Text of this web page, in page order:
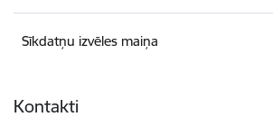
Sīkdatņu izvēles maiņa
Kontakti